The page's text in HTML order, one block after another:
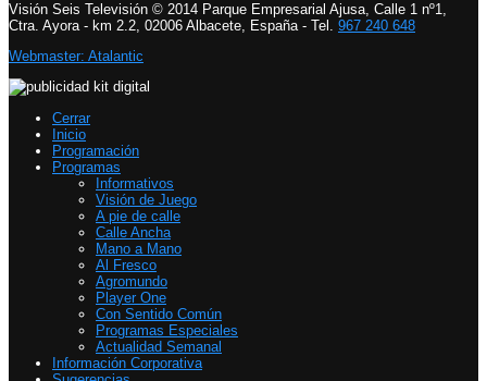
Visión Seis Televisión © 2014 Parque Empresarial Ajusa, Calle 1 nº1,
Ctra. Ayora - km 2.2, 02006 Albacete, España - Tel. 967 240 648
Webmaster: Atalantic
Cerrar
Inicio
Programación
Programas
Informativos
Visión de Juego
A pie de calle
Calle Ancha
Mano a Mano
Al Fresco
Agromundo
Player One
Con Sentido Común
Programas Especiales
Actualidad Semanal
Información Corporativa